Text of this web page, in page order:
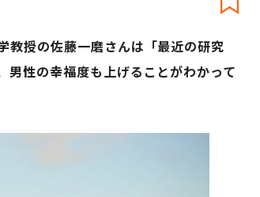
教授の佐藤一磨さんは「最近の研究
性の幸福度も上げることがわかって